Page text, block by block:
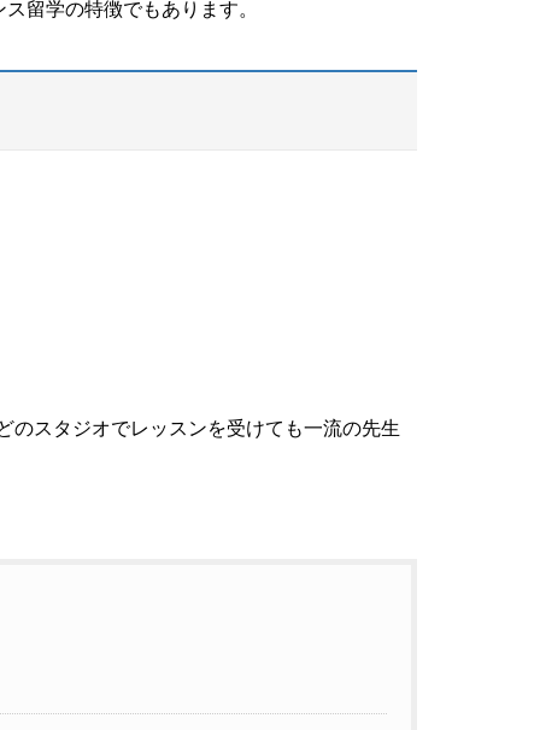
留学の特徴でもあります。
のスタジオでレッスンを受けても一流の先生